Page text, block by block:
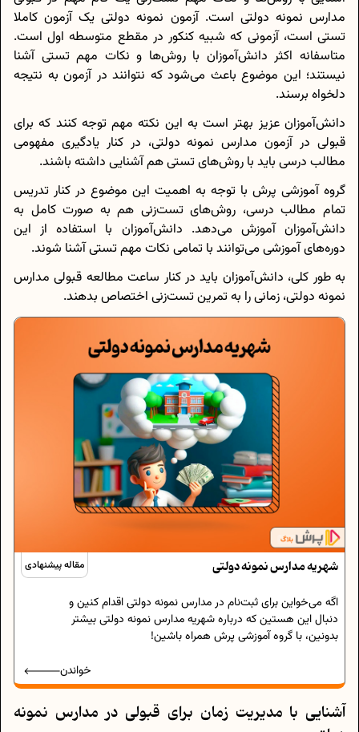
مدارس نمونه دولتی است. آزمون نمونه دولتی یک آزمون کاملا
تستی است، آزمونی که شبیه کنکور در مقطع متوسطه اول است.
متاسفانه اکثر دانش‌آموزان با روش‌ها و نکات مهم تستی آشنا
نیستند؛ این موضوع باعث می‌شود که نتوانند در آزمون به نتیجه
دلخواه برسند.
دانش‌آموزان عزیز بهتر است به این نکته مهم توجه کنند که برای
قبولی در آزمون مدارس نمونه دولتی، در کنار یادگیری مفهومی
مطالب درسی باید با روش‌های تستی هم آشنایی داشته باشند.
گروه آموزشی پرش با توجه به اهمیت این موضوع در کنار تدریس
تمام مطالب درسی، روش‌های تست‌زنی هم به صورت کامل به
دانش‌آموزان آموزش می‌دهد. دانش‌آموزان با استفاده از این
دوره‌های آموزشی می‌توانند با تمامی نکات مهم تستی آشنا شوند.
به طور کلی، دانش‌آموزان باید در کنار ساعت مطالعه قبولی مدارس
نمونه دولتی، زمانی را به تمرین تست‌زنی اختصاص بدهند.
مقاله پیشنهادی شهریه مدارس نمونه دولتی
اگه می‌خواین برای ثبت‌نام در مدارس نمونه دولتی اقدام کنین و
دنبال این هستین که درباره شهریه مدارس نمونه دولتی بیشتر
بدونین، با گروه آموزشی پرش همراه باشین!
خواندن
آشنایی با مدیریت زمان برای قبولی در مدارس نمونه